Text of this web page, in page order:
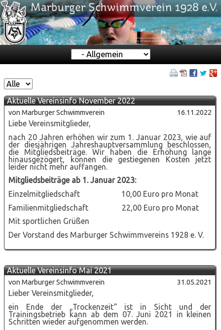
Zielseite
Aktuelle Vereinsinfo November 2022
16.11.2022
von Marburger Schwimmverein
Liebe Vereinsmitglieder,
nach 20 Jahren erhöhen wir zum 1. Januar 2023, wie auf
der diesjährigen Jahreshauptversammlung beschlossen,
die Mitgliedsbeiträge. Wir haben die Erhöhung lange
hinausgezögert, können die gestiegenen Kosten jetzt
leider nicht mehr auffangen.
Mitgliedsbeiträge ab 1. Januar 2023:
Einzelmitgliedschaft 10,00 Euro pro Monat
Familienmitgliedschaft 22,00 Euro pro Monat
Mit sportlichen Grüßen
Der Vorstand des Marburger Schwimmvereins 1928 e. V.
Aktuelle Vereinsinfo Mai 2021
31.05.2021
von Marburger Schwimmverein
Lieber Vereinsmitglieder,
ein Ende der „Trockenzeit“ ist in Sicht und der
Trainingsbetrieb kann ab dem 07. Juni 2021 in kleinen
Schritten wieder aufgenommen werden.